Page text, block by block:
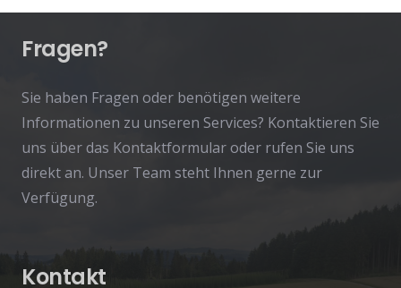
Fragen?
Sie haben Fragen oder benötigen weitere
Informationen zu unseren Services? Kontaktieren Sie
uns über das Kontaktformular oder rufen Sie uns
direkt an. Unser Team steht Ihnen gerne zur
Verfügung.
Kontakt